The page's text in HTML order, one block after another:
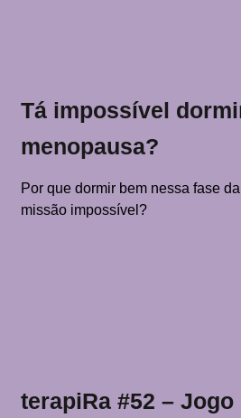
Tá impossível
menopausa?
Por que dormir bem nessa fase
missão impossível?
terapiRa #52 – Jogo